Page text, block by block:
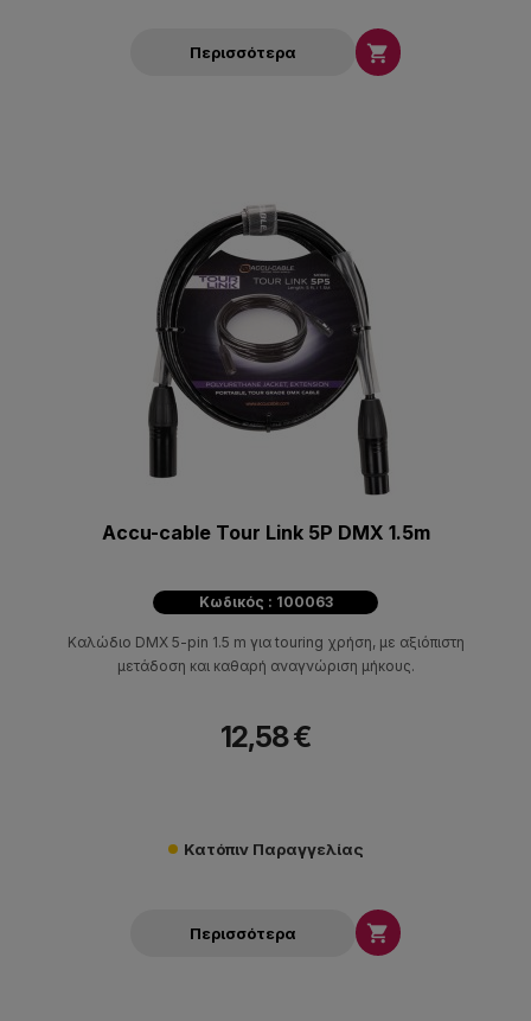
Περισσότερα 
Accu-cable Tour Link 5P DMX 1.5m
Κωδικός : 100063
Καλώδιο DMX 5-pin 1.5 m για touring χρήση, με αξιόπιστη
μετάδοση και καθαρή αναγνώριση μήκους.
12,58 €
Κατόπιν Παραγγελίας
Περισσότερα 